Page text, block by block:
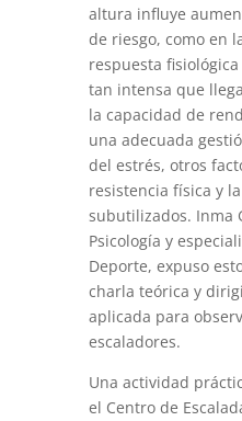
altura influye
de riesgo, como en
respuesta
tan intensa que
la capacidad de
una adecuada
del estrés, otros
resistencia física y
subutilizados. Inma
Psicología y
Deporte, expuso
charla teórica y
aplicada para
escaladores.
Una actividad
el Centro de